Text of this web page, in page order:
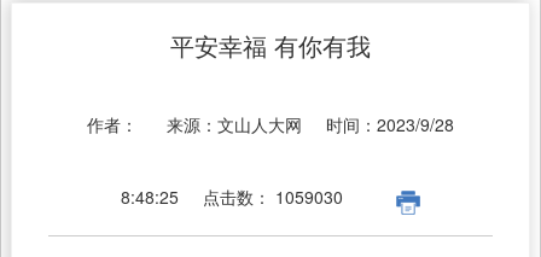
平安幸福 有你有我
作者： 来源： 文山人大网 时间： 2023/9/28
8:48:25 点击数： 1059030